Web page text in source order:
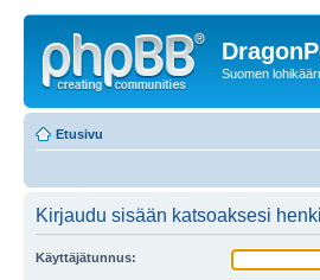
Suomen
Etusivu
Kirjaudu sisään katsoaksesi
Käyttäjätunnus: